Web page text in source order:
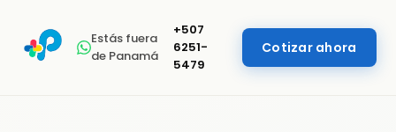
Estás fuera
de Panamá
+507
6251-
5479
Cotizar ahora